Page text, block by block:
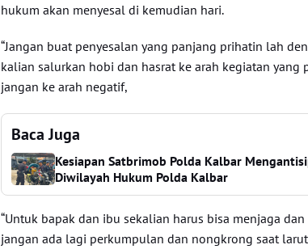
hukum akan menyesal di kemudian hari.
“Jangan buat penyesalan yang panjang prihatin lah
kalian salurkan hobi dan hasrat ke arah kegiatan yang
jangan ke arah negatif,
Baca Juga
Kesiapan Satbrimob Polda Kalbar
Diwilayah Hukum Polda Kalbar
“Untuk bapak dan ibu sekalian harus bisa menjaga dan
jangan ada lagi perkumpulan dan nongkrong saat